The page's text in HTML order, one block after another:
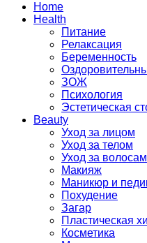
Home
Health
Питание
Релаксация
Беременность
ЗОЖ
Психология
Эстетическая
Beauty
Уход за лицом
Уход за телом
Уход за
Макияж
Маникюр и
Похудение
Загар
Пластическая
Косметика